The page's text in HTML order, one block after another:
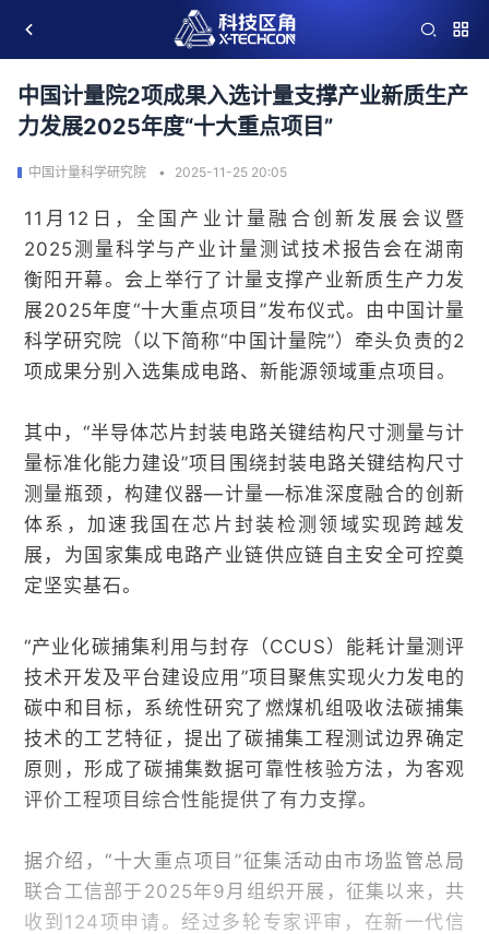
中国计量院2项成果入选计量支撑产业新质生产
力发展2025年度“十大重点项目”
中国计量科学研究院 2025-11-25 20:05
11月12日，全国产业计量融合创新发展会议暨
2025测量科学与产业计量测试技术报告会在湖南
衡阳开幕。会上举行了计量支撑产业新质生产力发
展2025年度“十大重点项目”发布仪式。由中国计量
科学研究院（以下简称“中国计量院”）牵头负责的2
项成果分别入选集成电路、新能源领域重点项目。
其中，“半导体芯片封装电路关键结构尺寸测量与计
量标准化能力建设”项目围绕封装电路关键结构尺寸
测量瓶颈，构建仪器—计量—标准深度融合的创新
体系，加速我国在芯片封装检测领域实现跨越发
展，为国家集成电路产业链供应链自主安全可控奠
定坚实基石。
“产业化碳捕集利用与封存（CCUS）能耗计量测评
技术开发及平台建设应用”项目聚焦实现火力发电的
碳中和目标，系统性研究了燃煤机组吸收法碳捕集
技术的工艺特征，提出了碳捕集工程测试边界确定
原则，形成了碳捕集数据可靠性核验方法，为客观
评价工程项目综合性能提供了有力支撑。
据介绍，“十大重点项目”征集活动由市场监管总局
联合工信部于2025年9月组织开展，征集以来，共
收到124项申请。经过多轮专家评审，在新一代信